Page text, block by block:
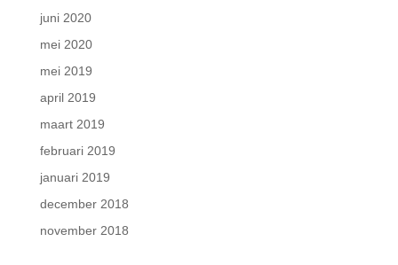
juni 2020
mei 2020
mei 2019
april 2019
maart 2019
februari 2019
januari 2019
december 2018
november 2018